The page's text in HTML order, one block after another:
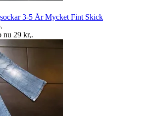
3-5 År Mycket Fint Skick
.
nu 29 kr,.